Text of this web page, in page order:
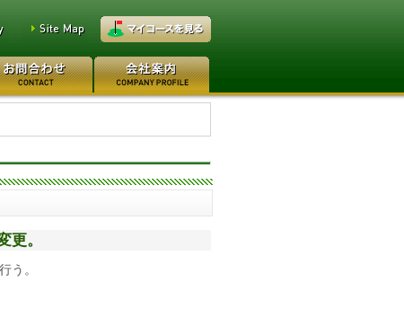
円
レイクウッドゴルフクラブ
円
更。
う。